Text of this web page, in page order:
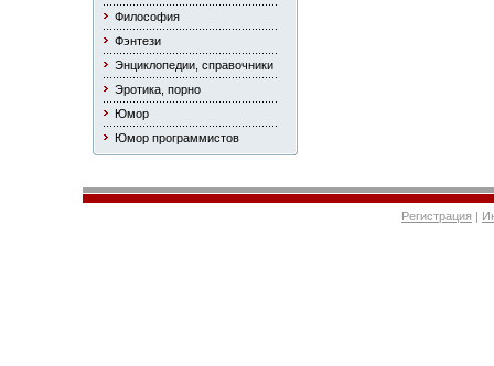
Философия
Фэнтези
Энциклопедии, справочники
Эротика, порно
Юмор
Юмор программистов
Регистрация |